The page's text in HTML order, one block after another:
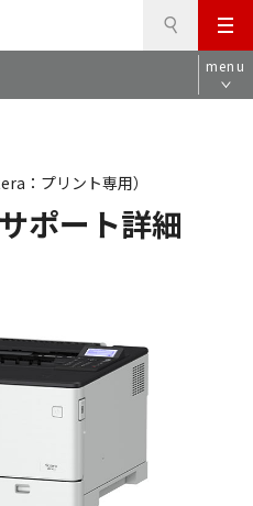
メ
ニ
ュ
menu
ポート詳細
：プリント専用）